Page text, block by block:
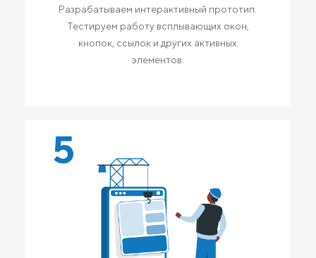
Разрабатываем интерактивный прототип.
Тестируем работу всплывающих окон,
кнопок, ссылок и других активных
элементов.
5